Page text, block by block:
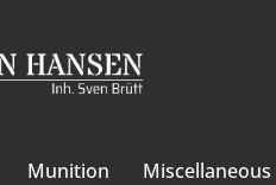
Munition Miscellaneous